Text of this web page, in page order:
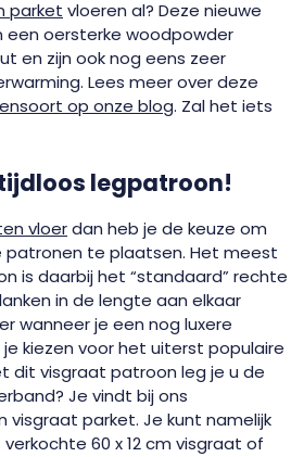
parket vloeren al? Deze nieuwe
een oersterke woodpowder
en zijn ook nog eens zeer
Lees meer over deze
op onze blog. Zal het iets
legpatroon!
vloerdan heb je de keuze om
patronen te plaatsen. Het meest
is daarbij het “standaard” rechte
in de lengte aan elkaar
wanneer je een nog luxere
kiezen voor het uiterst populaire
dit visgraat patroon leg je u de
Je vindt bij ons
visgraat parket. Je kunt namelijk
60 x 12 cm visgraat of